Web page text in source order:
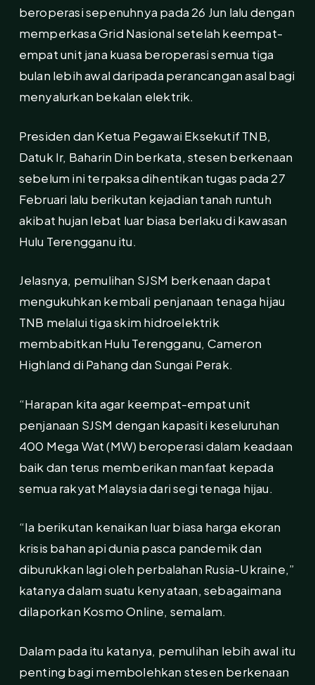
beroperasi sepenuhnya pada 26 Jun lalu dengan
memperkasa Grid Nasional setelah keempat-
empat unit jana kuasa beroperasi semua tiga
bulan lebih awal daripada perancangan asal bagi
menyalurkan bekalan elektrik.
Presiden dan Ketua Pegawai Eksekutif TNB,
Datuk Ir, Baharin Din berkata, stesen berkenaan
sebelum ini terpaksa dihentikan tugas pada 27
Februari lalu berikutan kejadian tanah runtuh
akibat hujan lebat luar biasa berlaku di kawasan
Hulu Terengganu itu.
Jelasnya, pemulihan SJSM berkenaan dapat
mengukuhkan kembali penjanaan tenaga hijau
TNB melalui tiga skim hidroelektrik
membabitkan Hulu Terengganu, Cameron
Highland di Pahang dan Sungai Perak.
“Harapan kita agar keempat-empat unit
penjanaan SJSM dengan kapasiti keseluruhan
400 Mega Wat (MW) beroperasi dalam keadaan
baik dan terus memberikan manfaat kepada
semua rakyat Malaysia dari segi tenaga hijau.
“Ia berikutan kenaikan luar biasa harga ekoran
krisis bahan api dunia pasca pandemik dan
diburukkan lagi oleh perbalahan Rusia-Ukraine,”
katanya dalam suatu kenyataan, sebagaimana
dilaporkan Kosmo Online, semalam.
Dalam pada itu katanya, pemulihan lebih awal itu
penting bagi membolehkan stesen berkenaan